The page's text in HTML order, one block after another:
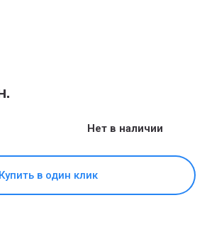
Нет в наличии
Купить в один клик